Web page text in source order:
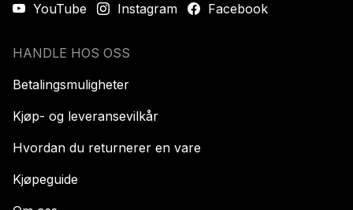
YouTube
Instagram Facebook
HANDLE HOS OSS
Betalingsmuligheter
Kjøp- og leveransevilkår
Hvordan du returnerer en vare
Kjøpeguide